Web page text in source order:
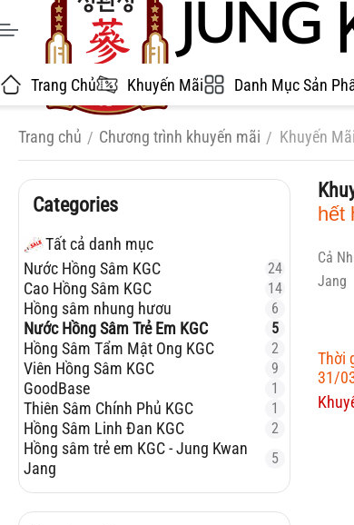
Trang Chủ Khuyến Mãi Danh Mục Sản
Trang chủ / Chương trình khuyến mãi / Khuyến
hết
Cả
Jang
Thời
31/
Categories
Tất cả danh mục
Nước Hồng Sâm KGC
24
Cao Hồng Sâm KGC 14
Hồng sâm nhung hươu 6
Nước Hồng Sâm Trẻ Em KGC 5
Hồng Sâm Tẩm Mật Ong KGC 2
Viên Hồng Sâm KGC 9
GoodBase 1
Thiên Sâm Chính Phủ KGC 1
Hồng Sâm Linh Đan KGC 2
Hồng sâm trẻ em KGC - Jung Kwan
Jang
5